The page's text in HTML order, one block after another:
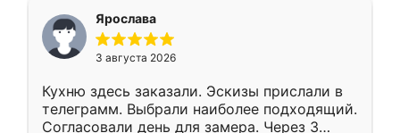
Ярослава
3 августа 2026
Кухню здесь заказали. Эскизы прислали в
телеграмм. Выбрали наиболее подходящий.
Согласовали день для замера. Через 3